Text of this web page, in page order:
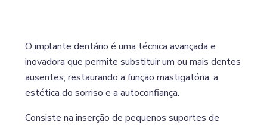
O implante dentário é uma técnica avançada e
inovadora que permite substituir um ou mais dentes
ausentes, restaurando a função mastigatória, a
estética do sorriso e a autoconfiança.
Consiste na inserção de pequenos suportes de